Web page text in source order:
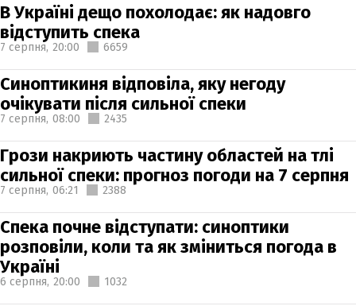
В Україні дещо похолодає: як надовго
відступить спека
7 серпня, 20:00 6659
Синоптикиня відповіла, яку негоду
очікувати після сильної спеки
7 серпня, 08:00 2435
Грози накриють частину областей на тлі
сильної спеки: прогноз погоди на 7 серпня
7 серпня, 06:21 2388
Спека почне відступати: синоптики
розповіли, коли та як зміниться погода в
Україні
6 серпня, 20:00 1032